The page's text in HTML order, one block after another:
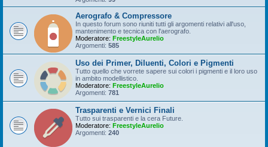
Aerografo & Compressore
In questo forum sono riuniti tutti gli argomenti relativi all'uso,
mantenimento e tecnica con l'aerografo.
Moderatore: FreestyleAurelio
Argomenti: 585
Uso dei Primer, Diluenti, Colori e Pigmenti
Tutto quello che vorrete sapere sui colori i pigmenti e il loro uso
in ambito modellistico.
Moderatore: FreestyleAurelio
Argomenti: 781
Trasparenti e Vernici Finali
Tutto sui trasparenti e la cera Future.
Moderatore: FreestyleAurelio
Argomenti: 240